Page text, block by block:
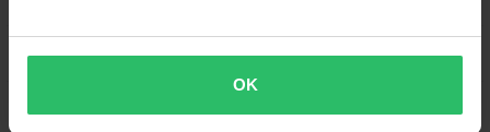
OK
Kundservice info@xlmoto.se